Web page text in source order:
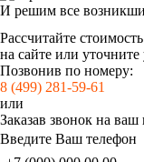
И решим все
Рассчитайте стоимость
на сайте или
Позвонив по номеру:
8 (499) 281-59-61
или
Заказав звонок на
Введите Ваш телефон